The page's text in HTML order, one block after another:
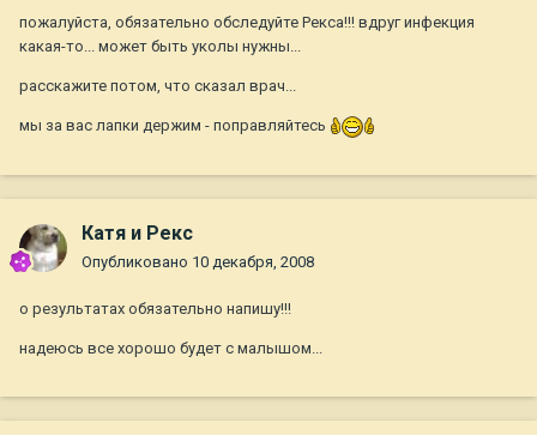
пожалуйста, обязательно обследуйте Рекса!!! вдруг инфекция
какая-то... может быть уколы нужны...
расскажите потом, что сказал врач...
мы за вас лапки держим - поправляйтесь
Катя и Рекс
Опубликовано 10 декабря, 2008
о результатах обязательно напишу!!!
надеюсь все хорошо будет с малышом...